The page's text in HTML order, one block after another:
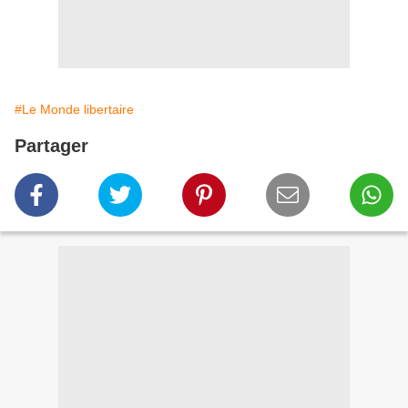
#Le Monde libertaire
Partager